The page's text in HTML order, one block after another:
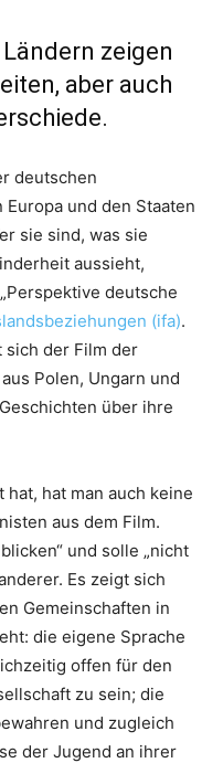
zeigen
aber auch
deutschen
und den Staaten
sie sind, was sie
aussieht,
deutsche
(ifa).
der Film der
Polen, Ungarn und
über ihre
hat, hat man auch keine
aus dem Film.
und solle „nicht
Es zeigt sich
Gemeinschaften in
die eigene Sprache
offen für den
zu sein; die
und zugleich
der Jugend an ihrer